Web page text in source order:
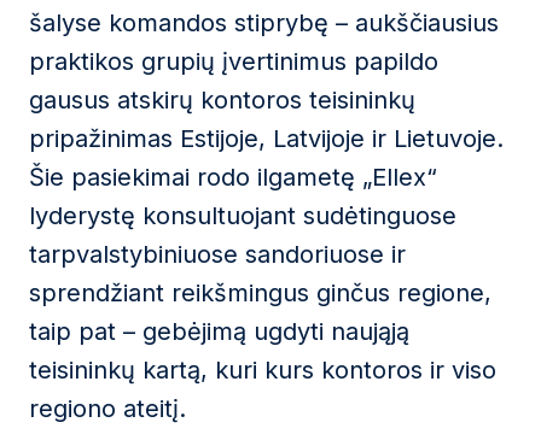
šalyse komandos stiprybę – aukščiausius
praktikos grupių įvertinimus papildo
gausus atskirų kontoros teisininkų
pripažinimas Estijoje, Latvijoje ir Lietuvoje.
Šie pasiekimai rodo ilgametę „Ellex“
lyderystę konsultuojant sudėtinguose
tarpvalstybiniuose sandoriuose ir
sprendžiant reikšmingus ginčus regione,
taip pat – gebėjimą ugdyti naująją
teisininkų kartą, kuri kurs kontoros ir viso
regiono ateitį.